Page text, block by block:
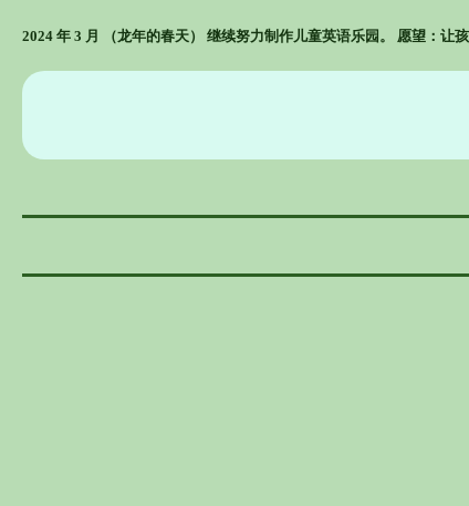
2024 年 3 月 （龙年的春天） 继续努力制作儿童英语乐园。 愿望：让